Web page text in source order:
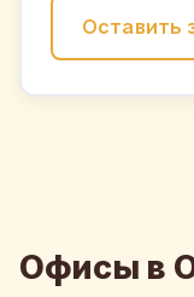
Оставить
Офисы в